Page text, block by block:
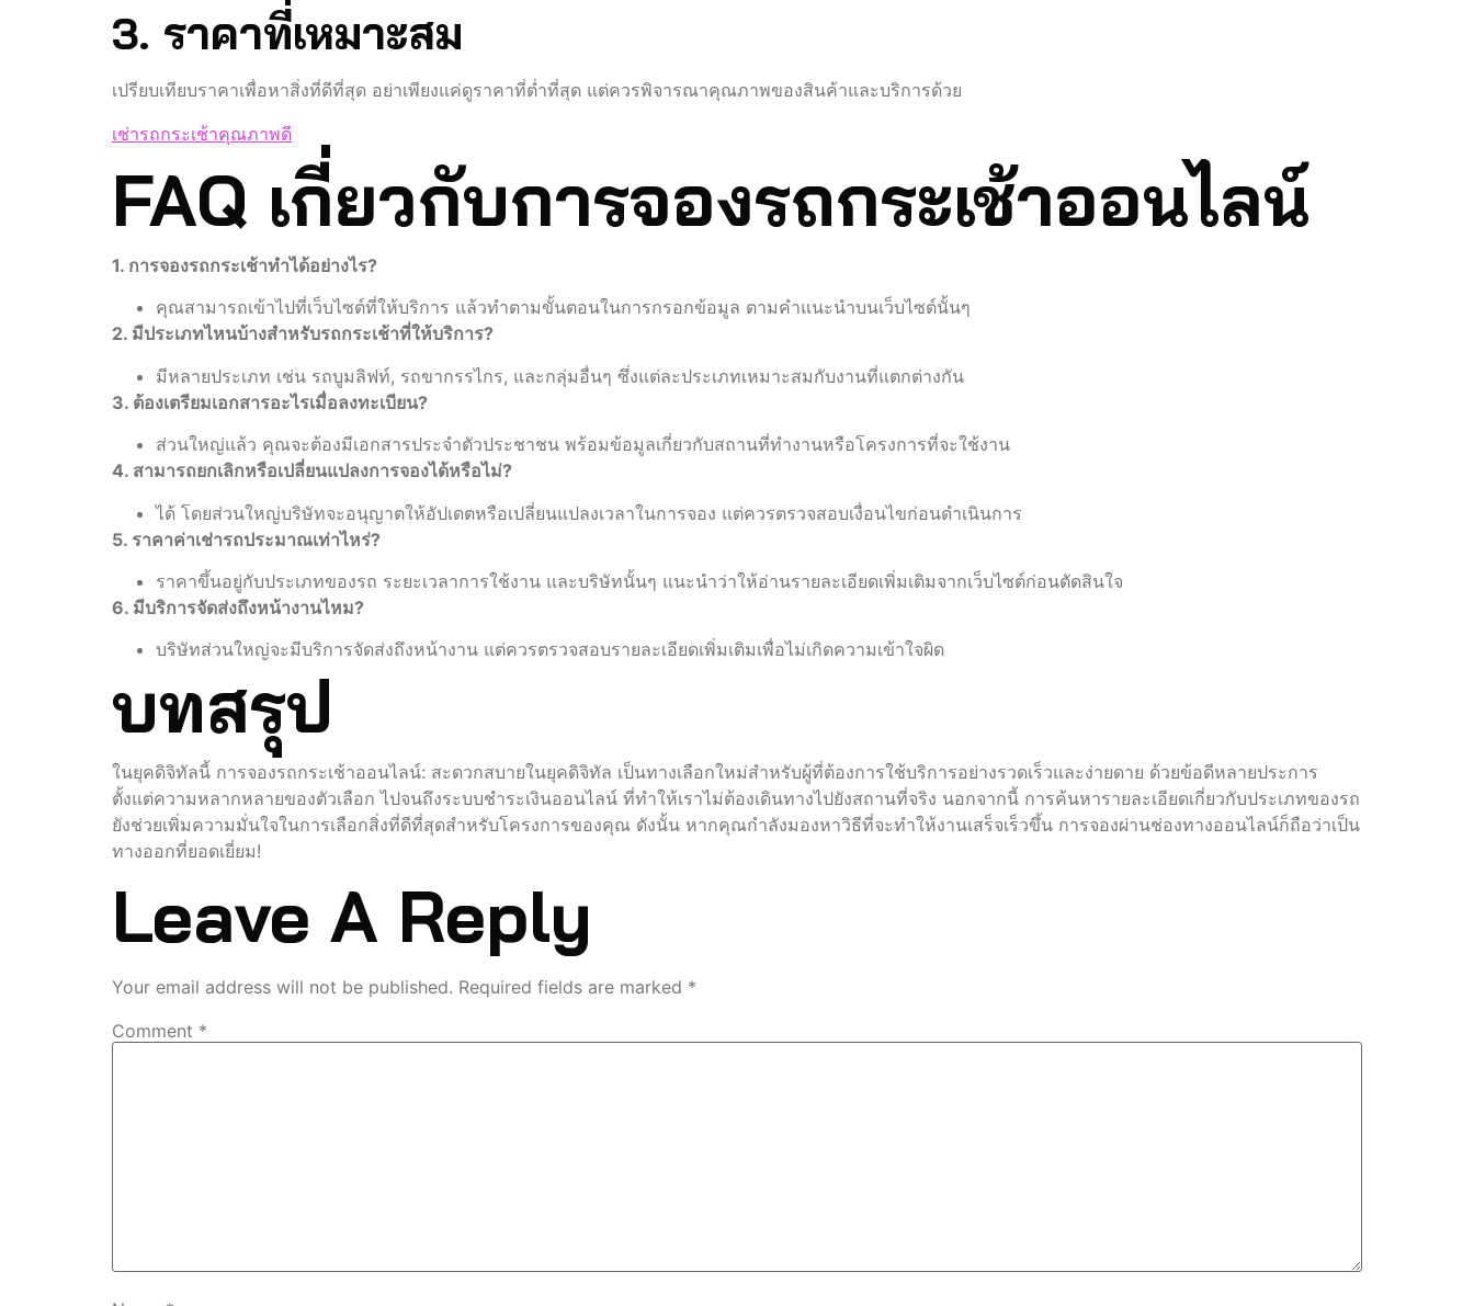
3. ราคาที่เหมาะสม
เปรียบเทียบราคาเพื่อหาสิ่งที่ดีที่สุด อย่าเพียงแค่ดูราคาที่ต่ำที่สุด แต่ควรพิจารณาคุณภาพของสินค้าและบริการด้วย
เช่ารถกระเช้าคุณภาพดี
FAQ เกี่ยวกับการจองรถกระเช้าออนไลน์
1. การจองรถกระเช้าทำได้อย่างไร?
คุณสามารถเข้าไปที่เว็บไซต์ที่ให้บริการ แล้วทำตามขั้นตอนในการกรอกข้อมูล ตามคำแนะนำบนเว็บไซต์นั้นๆ
2. มีประเภทไหนบ้างสำหรับรถกระเช้าที่ให้บริการ?
มีหลายประเภท เช่น รถบูมลิฟท์, รถขากรรไกร, และกลุ่มอื่นๆ ซึ่งแต่ละประเภทเหมาะสมกับงานที่แตกต่างกัน
3. ต้องเตรียมเอกสารอะไรเมื่อลงทะเบียน?
ส่วนใหญ่แล้ว คุณจะต้องมีเอกสารประจำตัวประชาชน พร้อมข้อมูลเกี่ยวกับสถานที่ทำงานหรือโครงการที่จะใช้งาน
4. สามารถยกเลิกหรือเปลี่ยนแปลงการจองได้หรือไม่?
ได้ โดยส่วนใหญ่บริษัทจะอนุญาตให้อัปเดตหรือเปลี่ยนแปลงเวลาในการจอง แต่ควรตรวจสอบเงื่อนไขก่อนดำเนินการ
5. ราคาค่าเช่ารถประมาณเท่าไหร่?
ราคาขึ้นอยู่กับประเภทของรถ ระยะเวลาการใช้งาน และบริษัทนั้นๆ แนะนำว่าให้อ่านรายละเอียดเพิ่มเติมจากเว็บไซต์ก่อนตัดสินใจ
6. มีบริการจัดส่งถึงหน้างานไหม?
บริษัทส่วนใหญ่จะมีบริการจัดส่งถึงหน้างาน แต่ควรตรวจสอบรายละเอียดเพิ่มเติมเพื่อไม่เกิดความเข้าใจผิด
บทสรุป
ในยุคดิจิทัลนี้ การจองรถกระเช้าออนไลน์: สะดวกสบายในยุคดิจิทัล เป็นทางเลือกใหม่สำหรับผู้ที่ต้องการใช้บริการอย่างรวดเร็วและง่ายดาย ด้วยข้อดีหลายประการ
ตั้งแต่ความหลากหลายของตัวเลือก ไปจนถึงระบบชำระเงินออนไลน์ ที่ทำให้เราไม่ต้องเดินทางไปยังสถานที่จริง นอกจากนี้ การค้นหารายละเอียดเกี่ยวกับประเภทของรถ
ยังช่วยเพิ่มความมั่นใจในการเลือกสิ่งที่ดีที่สุดสำหรับโครงการของคุณ ดังนั้น หากคุณกำลังมองหาวิธีที่จะทำให้งานเสร็จเร็วขึ้น การจองผ่านช่องทางออนไลน์ก็ถือว่าเป็น
ทางออกที่ยอดเยี่ยม!
Leave A Reply
Your email address will not be published. Required fields are marked *
Comment *